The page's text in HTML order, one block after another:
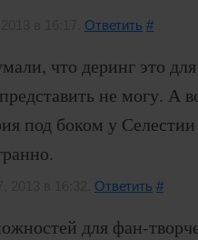
Ответить #
что деринг это
не могу. А
под боком у
Ответить #
для фан-